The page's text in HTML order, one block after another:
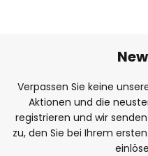
Verpassen Sie keine
Aktionen und die
registrieren und wir
zu, den Sie bei Ihrem